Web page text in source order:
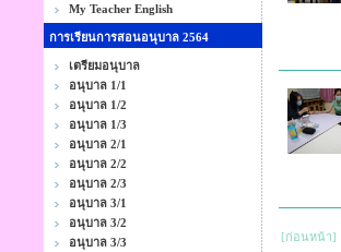
My Teacher English
การเรียนการสอนอนุบาล 2564
เตรียมอนุบาล
อนุบาล 1/1
อนุบาล 1/2
อนุบาล 1/3
อนุบาล 2/1
อนุบาล 2/2
อนุบาล 2/3
อนุบาล 3/1
อนุบาล 3/2
อนุบาล 3/3
[ก่อนหน้า]